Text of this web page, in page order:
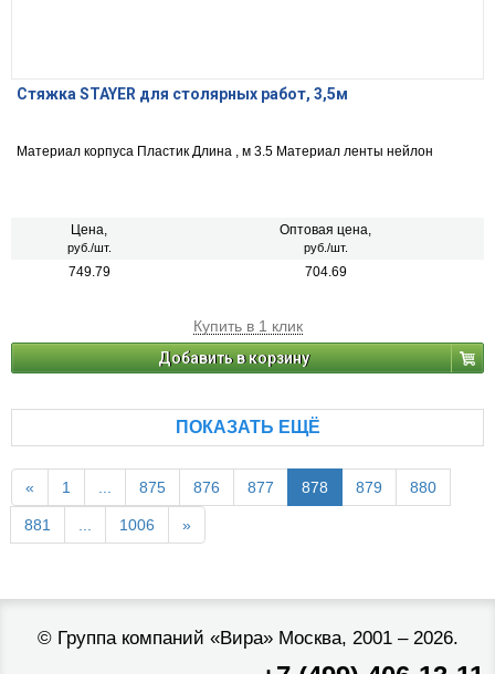
Стяжка STAYER для столярных работ, 3,5м
Материал корпуса Пластик Длина , м 3.5 Материал ленты нейлон
Цена,
руб./шт.
Оптовая цена,
руб./шт.
749.79 704.69
Купить в 1 клик
Добавить в корзину
ПОКАЗАТЬ ЕЩЁ
« 1 ... 875 876 877 878 879 880
881 ... 1006 »
© Группа компаний «Вира»Москва, 2001 – 2026.